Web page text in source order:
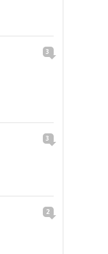
3
3
2